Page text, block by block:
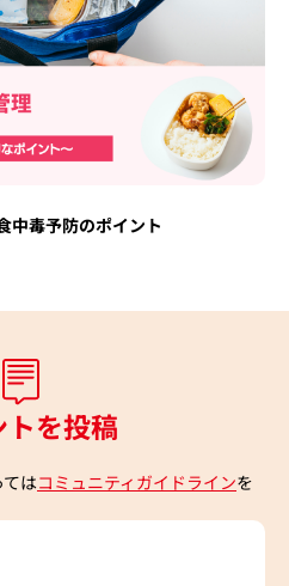
中毒予防のポイント
トを投稿
はコミュニティガイドラインを